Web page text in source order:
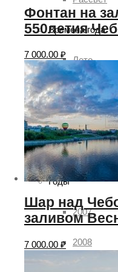
Времена года
Лето
Зима
Осень
Весна
Годы
2007
2008
Фонтан на
550летия
7 000.00 ₽
Шар над
заливом
7 000.00 ₽